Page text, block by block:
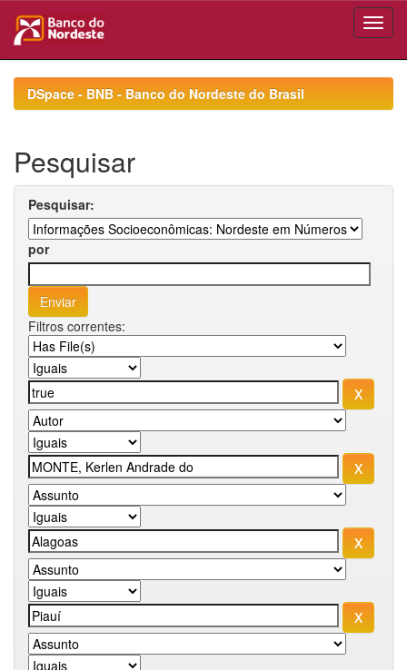
navigationDSpace - BNB - Banco do Nordeste do Brasil
Pesquisar
Pesquisar:
por
Filtros correntes: